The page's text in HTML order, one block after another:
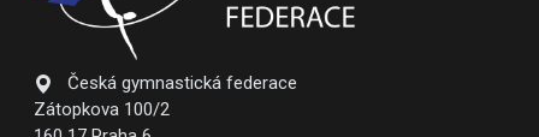
Česká gymnastická federace
Zátopkova 100/2